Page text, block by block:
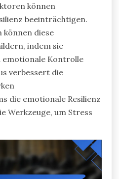
können
beeinträchtigen.
können diese
indem sie
emotionale Kontrolle
verbessert die
die emotionale Resilienz
Werkzeuge, um Stress